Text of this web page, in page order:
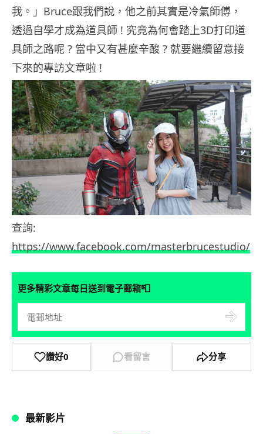
我。」Bruce跟我們說，他之前其實是冷氣師傅，
透過自學才成為道具師 ! 究竟為何會踏上3D打印道
具師之路呢 ? 當中又有甚麼辛酸 ? 就要繼續留意接
下來的專訪文章啦 !
查詢:
https://www.facebook.com/masterbrucestudio/
更多精彩文章每日送到電子郵箱📮
讚好0 看留言 分享
最新影片